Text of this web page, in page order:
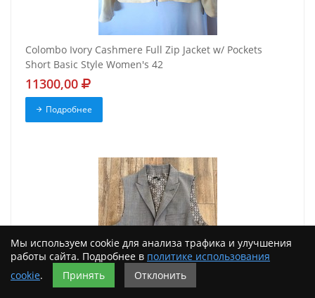
Colombo Ivory Cashmere Full Zip Jacket w/ Pockets
Short Basic Style Women's 42
11300,00
Подробнее
Мы используем cookie для анализа трафика и улучшения
работы сайта. Подробнее в политике использования
cookie. Принять Отклонить